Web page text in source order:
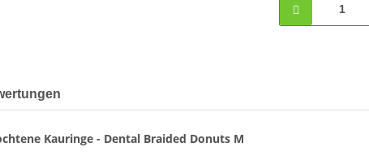
Kauringe - Dental Braided Donuts M